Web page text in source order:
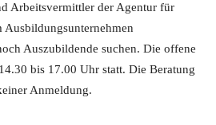
Arbeitsvermittler der Agentur für
Auszubildende suchen. Die offene
bis 17.00 Uhr statt. Die Beratung
Anmeldung.